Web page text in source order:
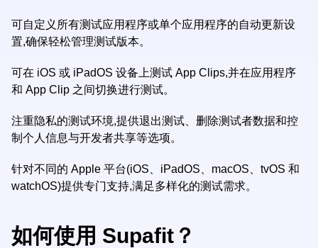
可自定义所有测试应用程序或单个应用程序的自动更新设
置,确保轻松管理测试版本。
可在 iOS 或 iPadOS 设备上测试 App Clips,并在应用程序
和 App Clip 之间切换进行测试。
注重隐私的测试环境,提供退出测试、删除测试者数据和控
制个人信息与开发者共享等选项。
针对不同的 Apple 平台(iOS、iPadOS、macOS、tvOS 和
watchOS)提供专门支持,满足多样化的测试需求。
如何使用 Supafit？